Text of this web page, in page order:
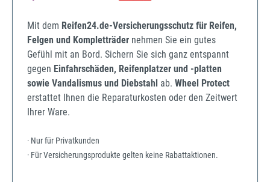
Mit dem Reifen24.de-Versicherungsschutz für Reifen,
Felgen und Kompletträder nehmen Sie ein gutes
Gefühl mit an Bord. Sichern Sie sich ganz entspannt
gegen Einfahrschäden, Reifenplatzer und -platten
sowie Vandalismus und Diebstahl ab. Wheel Protect
erstattet Ihnen die Reparaturkosten oder den Zeitwert
Ihrer Ware.
· Nur für Privatkunden
· Für Versicherungsprodukte gelten keine Rabattaktionen.